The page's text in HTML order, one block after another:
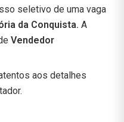
seletivo de uma vaga
da Conquista. A
Vendedor
aos detalhes